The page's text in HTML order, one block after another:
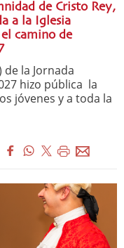
de Cristo Rey,
a la Iglesia
camino de
de la Jornada
hizo pública la
jóvenes y a toda la